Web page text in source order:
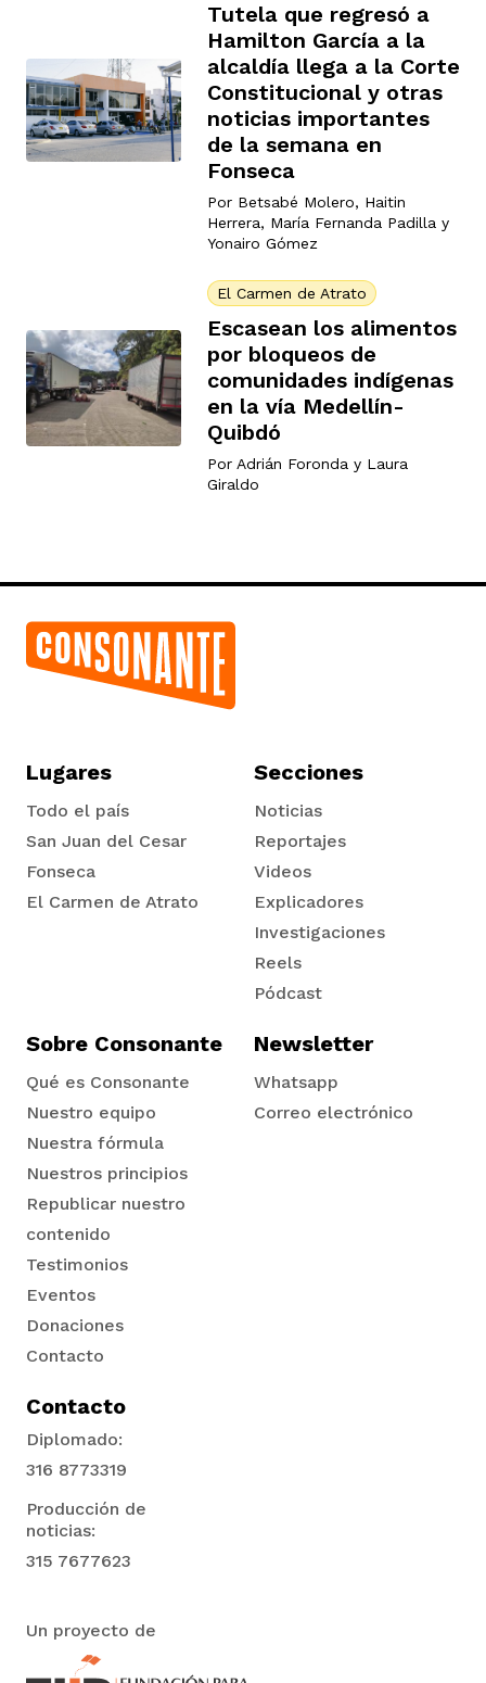
Tutela que regresó a
Hamilton García a la
alcaldía llega a la Corte
Constitucional y otras
noticias importantes
de la semana en
Fonseca
Por Betsabé Molero, Haitin
Herrera, María Fernanda Padilla y
Yonairo Gómez
El Carmen de Atrato
Escasean los alimentos
por bloqueos de
comunidades indígenas
en la vía Medellín-
Quibdó
Por Adrián Foronda y Laura
Giraldo
Lugares
Todo el país
San Juan del Cesar
Fonseca
El Carmen de Atrato
Secciones
Noticias
Reportajes
Videos
Explicadores
Investigaciones
Reels
Pódcast
Sobre Consonante
Qué es Consonante
Nuestro equipo
Nuestra fórmula
Nuestros principios
Republicar nuestro
contenido
Testimonios
Eventos
Donaciones
Contacto
Newsletter
Whatsapp
Correo electrónico
Contacto
Diplomado:
316 8773319
Producción de
noticias:
315 7677623
Un proyecto de